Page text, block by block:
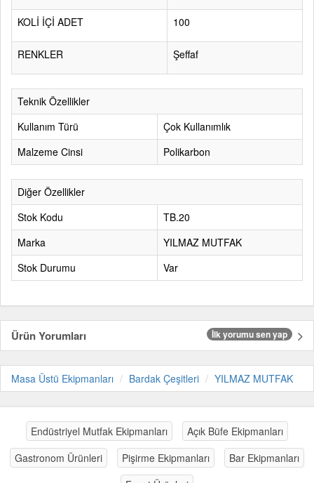
KOLİ İÇİ ADET 100
RENKLER Şeffaf
Teknik Özellikler
Kullanım Türü
Çok Kullanımlık
Malzeme Cinsi
Polikarbon
Diğer Özellikler
Stok Kodu
TB.20
Marka
YILMAZ MUTFAK
Stok Durumu
Var
Ürün Yorumları İlk yorumu sen yap
Masa Üstü Ekipmanları Bardak Çeşitleri YILMAZ MUTFAK
Endüstriyel Mutfak Ekipmanları
Açık Büfe Ekipmanları
Gastronom Ürünleri
Pişirme Ekipmanları
Bar Ekipmanları